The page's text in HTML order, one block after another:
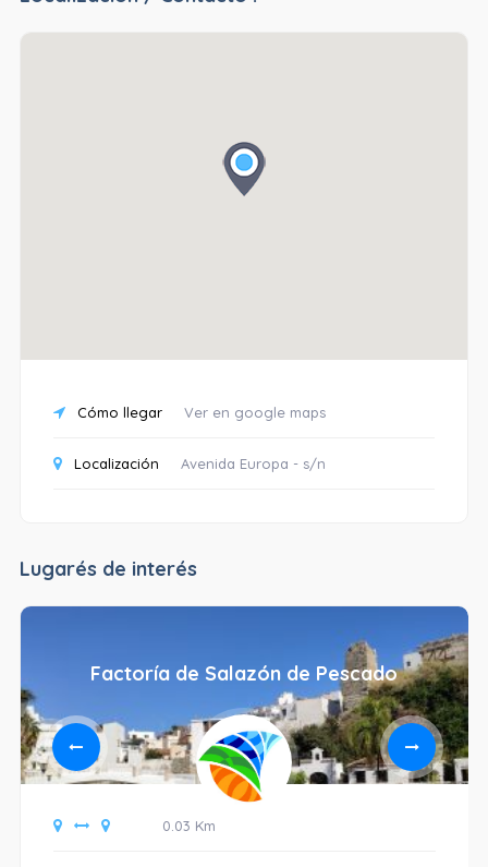
Cómo llegar Ver en google maps
Localización Avenida Europa - s/n
Lugarés de interés
Factoría de Salazón de Pescado
0.03 Km